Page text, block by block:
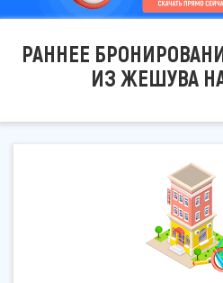
РАННЕЕ
ИЗ ЖЕШУВА